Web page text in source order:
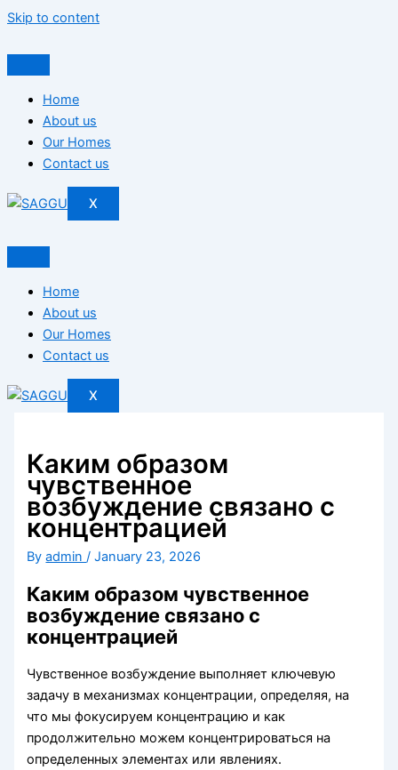
Skip to content
Home
About us
Our Homes
Contact us
X
Home
About us
Our Homes
Contact us
X
Каким образом
чувственное
возбуждение связано с
концентрацией
Byadmin/January 23, 2026
Каким образом чувственное
возбуждение связано с
концентрацией
Чувственное возбуждение выполняет ключевую
задачу в механизмах концентрации, определяя, на
что мы фокусируем концентрацию и как
продолжительно можем концентрироваться на
определенных элементах или явлениях.